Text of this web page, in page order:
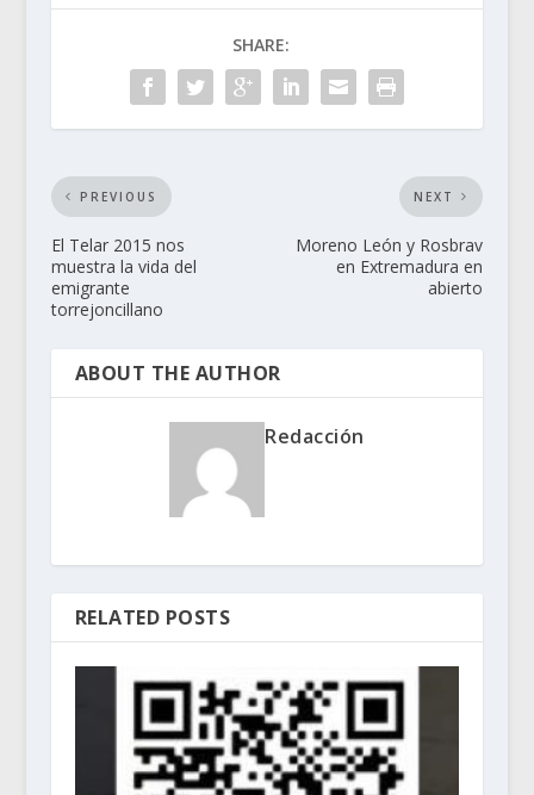
SHARE:
PREVIOUS
El Telar 2015 nos
muestra la vida del
emigrante
torrejoncillano
NEXT
Moreno León y Rosbrav
en Extremadura en
abierto
ABOUT THE AUTHOR
Redacción
RELATED POSTS